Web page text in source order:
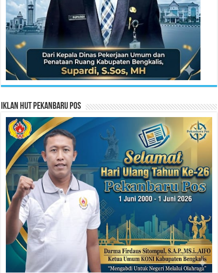
Iklan HUT Pekanbaru Pos